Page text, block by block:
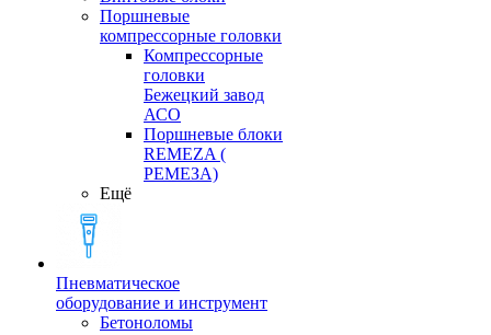
Поршневые
компрессорные головки
Компрессорные
головки
Бежецкий завод
АСО
Поршневые блоки
REMEZA (
РЕМЕЗА)
Ещё
Пневматическое
оборудование и инструмент
Бетоноломы